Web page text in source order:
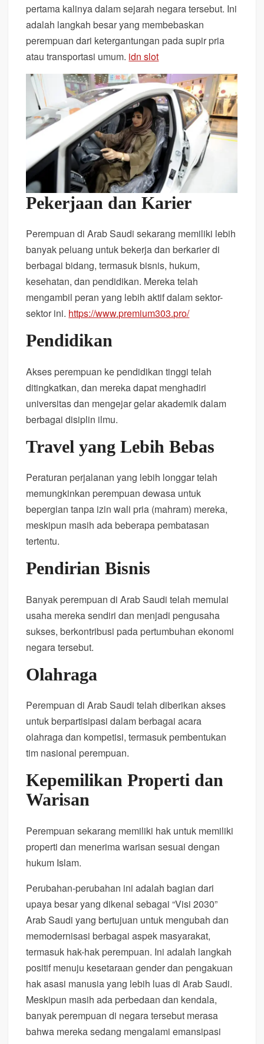
pertama kalinya dalam sejarah negara tersebut. Ini
adalah langkah besar yang membebaskan
perempuan dari ketergantungan pada supir pria
atau transportasi umum. idn slot
Pekerjaan dan Karier
Perempuan di Arab Saudi sekarang memiliki lebih
banyak peluang untuk bekerja dan berkarier di
berbagai bidang, termasuk bisnis, hukum,
kesehatan, dan pendidikan. Mereka telah
mengambil peran yang lebih aktif dalam sektor-
sektor ini. https://www.premium303.pro/
Pendidikan
Akses perempuan ke pendidikan tinggi telah
ditingkatkan, dan mereka dapat menghadiri
universitas dan mengejar gelar akademik dalam
berbagai disiplin ilmu.
Travel yang Lebih Bebas
Peraturan perjalanan yang lebih longgar telah
memungkinkan perempuan dewasa untuk
bepergian tanpa izin wali pria (mahram) mereka,
meskipun masih ada beberapa pembatasan
tertentu.
Pendirian Bisnis
Banyak perempuan di Arab Saudi telah memulai
usaha mereka sendiri dan menjadi pengusaha
sukses, berkontribusi pada pertumbuhan ekonomi
negara tersebut.
Olahraga
Perempuan di Arab Saudi telah diberikan akses
untuk berpartisipasi dalam berbagai acara
olahraga dan kompetisi, termasuk pembentukan
tim nasional perempuan.
Kepemilikan Properti dan
Warisan
Perempuan sekarang memiliki hak untuk memiliki
properti dan menerima warisan sesuai dengan
hukum Islam.
Perubahan-perubahan ini adalah bagian dari
upaya besar yang dikenal sebagai “Visi 2030”
Arab Saudi yang bertujuan untuk mengubah dan
memodernisasi berbagai aspek masyarakat,
termasuk hak-hak perempuan. Ini adalah langkah
positif menuju kesetaraan gender dan pengakuan
hak asasi manusia yang lebih luas di Arab Saudi.
Meskipun masih ada perbedaan dan kendala,
banyak perempuan di negara tersebut merasa
bahwa mereka sedang mengalami emansipasi